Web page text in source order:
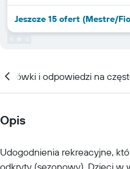
i odpowiedzi na
Opis
Udogodnienia rekreacyjne,
odkryty (sezonowy). Dzieci w